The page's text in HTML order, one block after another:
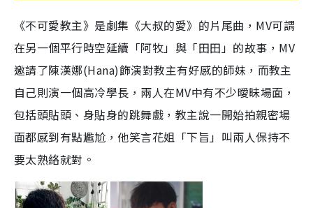
《不可愛教主》是劇集《大叔的愛》的片尾曲，MV可謂
在另一個平行時空延續「阿牧」與「田田」的故事，MV
邀請了陳漢娜(Hana)飾演對教主有好感的師妹，而教主
自己則演一個高冷學長，兩人在MV中有不少曖昧場面，
包括頭貼頭、身貼身的跳舞戲，教主說一開始拍親密場
面都感到有點尷尬，他笑言花姐「下旨」叫兩人保持不
要太熟絡就對。